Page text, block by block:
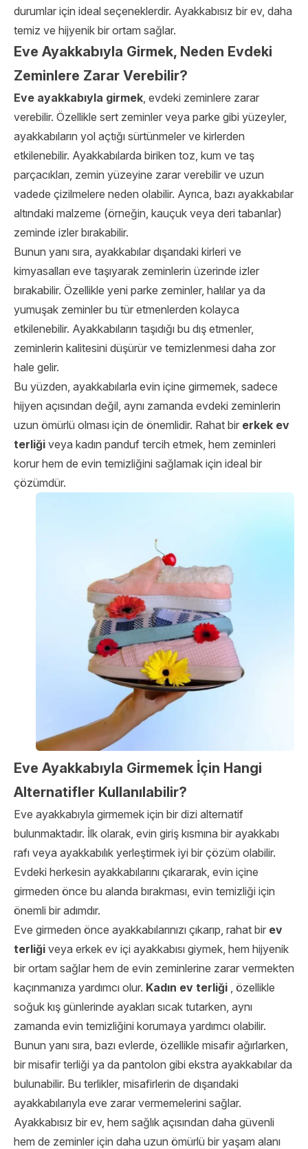
durumlar için ideal seçeneklerdir. Ayakkabısız bir ev, daha
temiz ve hijyenik bir ortam sağlar.
Eve Ayakkabıyla Girmek, Neden Evdeki
Zeminlere Zarar Verebilir?
Eve ayakkabıyla girmek, evdeki zeminlere zarar
verebilir. Özellikle sert zeminler veya parke gibi yüzeyler,
ayakkabıların yol açtığı sürtünmeler ve kirlerden
etkilenebilir. Ayakkabılarda biriken toz, kum ve taş
parçacıkları, zemin yüzeyine zarar verebilir ve uzun
vadede çizilmelere neden olabilir. Ayrıca, bazı ayakkabılar
altındaki malzeme (örneğin, kauçuk veya deri tabanlar)
zeminde izler bırakabilir.
Bunun yanı sıra, ayakkabılar dışarıdaki kirleri ve
kimyasalları eve taşıyarak zeminlerin üzerinde izler
bırakabilir. Özellikle yeni parke zeminler, halılar ya da
yumuşak zeminler bu tür etmenlerden kolayca
etkilenebilir. Ayakkabıların taşıdığı bu dış etmenler,
zeminlerin kalitesini düşürür ve temizlenmesi daha zor
hale gelir.
Bu yüzden, ayakkabılarla evin içine girmemek, sadece
hijyen açısından değil, aynı zamanda evdeki zeminlerin
uzun ömürlü olması için de önemlidir. Rahat bir erkek ev
terliği veya kadın panduf tercih etmek, hem zeminleri
korur hem de evin temizliğini sağlamak için ideal bir
çözümdür.
Eve Ayakkabıyla Girmemek İçin Hangi
Alternatifler Kullanılabilir?
Eve ayakkabıyla girmemek için bir dizi alternatif
bulunmaktadır. İlk olarak, evin giriş kısmına bir ayakkabı
rafı veya ayakkabılık yerleştirmek iyi bir çözüm olabilir.
Evdeki herkesin ayakkabılarını çıkararak, evin içine
girmeden önce bu alanda bırakması, evin temizliği için
önemli bir adımdır.
Eve girmeden önce ayakkabılarınızı çıkarıp, rahat bir ev
terliği veya erkek ev içi ayakkabısı giymek, hem hijyenik
bir ortam sağlar hem de evin zeminlerine zarar vermekten
kaçınmanıza yardımcı olur. Kadın ev terliği , özellikle
soğuk kış günlerinde ayakları sıcak tutarken, aynı
zamanda evin temizliğini korumaya yardımcı olabilir.
Bunun yanı sıra, bazı evlerde, özellikle misafir ağırlarken,
bir misafir terliği ya da pantolon gibi ekstra ayakkabılar da
bulunabilir. Bu terlikler, misafirlerin de dışarıdaki
ayakkabılarıyla eve zarar vermemelerini sağlar.
Ayakkabısız bir ev, hem sağlık açısından daha güvenli
hem de zeminler için daha uzun ömürlü bir yaşam alanı